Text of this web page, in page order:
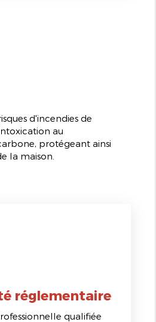
d'incendies de
au
protégeant ainsi
la maison.
réglementaire
qualifiée